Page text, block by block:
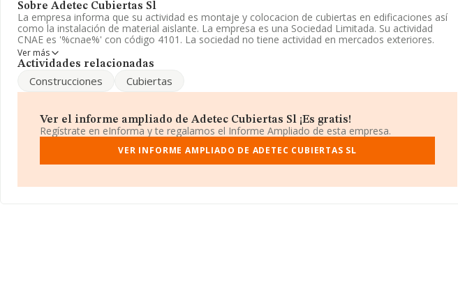
Sobre Adetec Cubiertas Sl
La empresa informa que su actividad es montaje y colocacion de cubiertas en edificaciones así
como la instalación de material aislante. La empresa es una Sociedad Limitada. Su actividad
CNAE es '%cnae%' con código 4101. La sociedad no tiene actividad en mercados exteriores.
La sociedad españolaAdetec Cubiertas S.L
En base a la información de la que dispone INFORMA sobre 188.948 compañías, en el ámbito
facturación de ventas entre todas las compañías alcanza los 194 mil euros. En relación con la
información de la provincia de A Coruña, en la base de datos INFORMA constan 3408 empresas,
cuyas ventas han obtenido los 861 millones de euros. Finalmente, para completar los datos de
sector, en 2009, la media de antigüedad desde la constitución es de 17 años. Los empleados de
media son 2.
Ver más
Actividades relacionadas
Construcciones Cubiertas
Ver el informe ampliado de Adetec Cubiertas Sl ¡Es gratis!
Regístrate en eInforma y te regalamos el Informe Ampliado de esta empresa.
VER INFORME AMPLIADO DE ADETEC CUBIERTAS SL